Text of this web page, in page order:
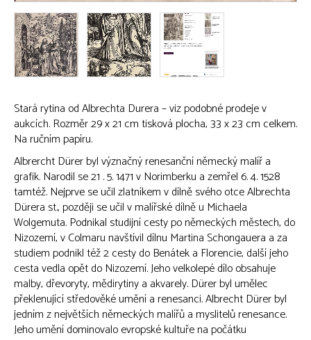
Stará rytina od Albrechta Durera – viz podobné prodeje v
aukcích. Rozměr 29 x 21 cm tisková plocha, 33 x 23 cm celkem.
Na ručním papíru.
Albrercht Dürer byl význačný renesanční německý malíř a
grafik. Narodil se 21 . 5. 1471 v Norimberku a zemřel 6. 4. 1528
tamtéž. Nejprve se učil zlatníkem v dílně svého otce Albrechta
Dürera st., později se učil v malířské dílně u Michaela
Wolgemuta. Podnikal studijní cesty po německých městech, do
Nizozemí, v Colmaru navštívil dílnu Martina Schongauera a za
studiem podnikl též 2 cesty do Benátek a Florencie, další jeho
cesta vedla opět do Nizozemí. Jeho velkolepé dílo obsahuje
malby, dřevoryty, mědirytiny a akvarely. Dürer byl umělec
překlenující středověké umění a renesanci. Albrecht Dürer byl
jedním z největších německých malířů a myslitelů renesance.
Jeho umění dominovalo evropské kultuře na počátku